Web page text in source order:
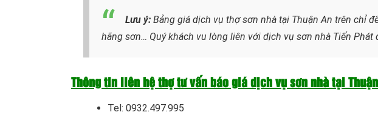
Lưu ý: Bảng giá dịch vụ thợ sơn nhà tại Thuận An trên chỉ
hãng sơn… Quý khách vu lòng liên với dịch vụ sơn nhà Tiến
Thông tin liên hệ thợ tư vấn báo giá dịch vụ sơn nhà tại
Tel: 0932.497.995